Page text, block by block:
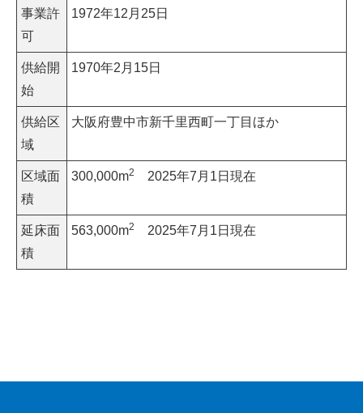
事業許
可
1972年12月25日
供給開
始
1970年2月15日
供給区
域
大阪府豊中市新千里西町一丁目ほか
区域面
積
300,000m2 2025年7月1日現在
延床面
積
563,000m2 2025年7月1日現在